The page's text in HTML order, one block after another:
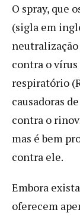
O spray, que
(sigla em
contra o
respiratório
causadoras
contra o
mas é bem
contra ele.
Embora
oferecem